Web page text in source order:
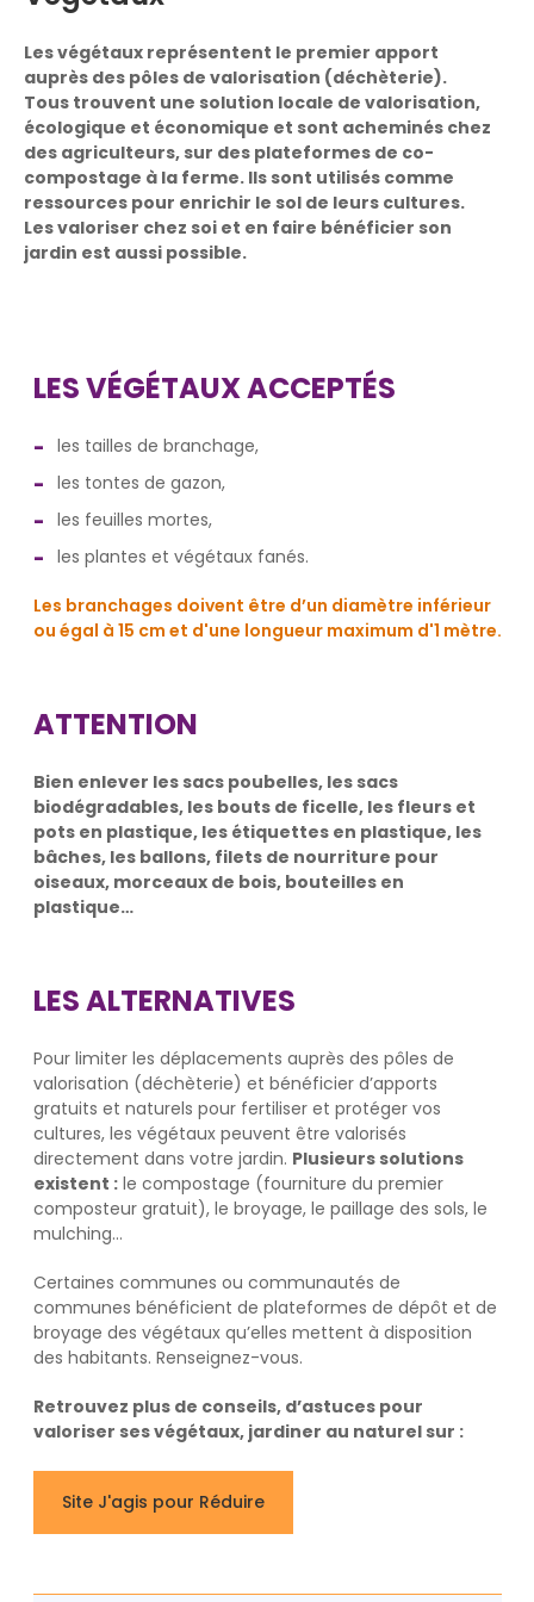
Les végétaux représentent le premier apport
auprès des pôles de valorisation (déchèterie).
Tous trouvent une solution locale de valorisation,
écologique et économique et sont acheminés chez
des agriculteurs, sur des plateformes de co-
compostage à la ferme. Ils sont utilisés comme
ressources pour enrichir le sol de leurs cultures.
Les valoriser chez soi et en faire bénéficier son
jardin est aussi possible.
LES VÉGÉTAUX ACCEPTÉS
les tailles de branchage,
les tontes de gazon,
les feuilles mortes,
les plantes et végétaux fanés.
Les branchages doivent être d’un diamètre inférieur
ou égal à 15 cm et d'une longueur maximum d'1 mètre.
ATTENTION
Bien enlever les sacs poubelles, les sacs
biodégradables, les bouts de ficelle, les fleurs et
pots en plastique, les étiquettes en plastique, les
bâches, les ballons, filets de nourriture pour
oiseaux, morceaux de bois, bouteilles en
plastique…
LES ALTERNATIVES
Pour limiter les déplacements auprès des pôles de
valorisation (déchèterie) et bénéficier d’apports
gratuits et naturels pour fertiliser et protéger vos
cultures, les végétaux peuvent être valorisés
directement dans votre jardin. Plusieurs solutions
existent :le compostage (fourniture du premier
composteur gratuit), le broyage, le paillage des sols, le
mulching…
Certaines communes ou communautés de
communes bénéficient de plateformes de dépôt et de
broyage des végétaux qu’elles mettent à disposition
des habitants. Renseignez-vous.
Retrouvez plus de conseils, d’astuces pour
valoriser ses végétaux, jardiner au naturel sur :
Site J'agis pour Réduire